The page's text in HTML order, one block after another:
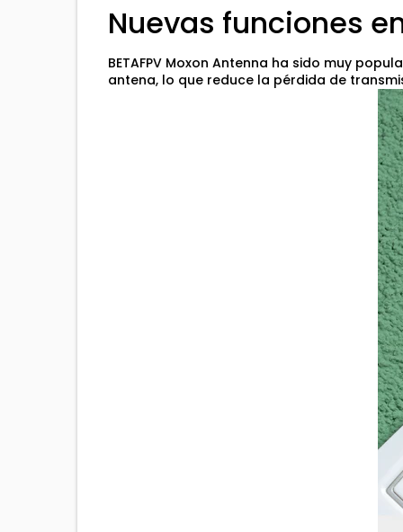
Nuevas funciones
BETAFPV Moxon Antenna ha sido muy
antena, lo que reduce la pérdida de